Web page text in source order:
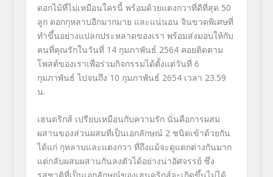
ดอกไม้ที่ไม่เหมือนใครนี้ พร้อมด้วยแตงกวาที่ดีที่สุด 50
ลูก ดอกกุหลาบอีกมากมาย และแน่นอน จินขวดพิเศษที่
ทำขึ้นอย่างแปลกประหลาดของเรา พร้อมส่งมอบให้กับ
คนที่คุณรักในวันที่ 14 กุมภาพันธ์ 2564 คอยติดตาม
โพสต์ของเราเพื่อร่วมกิจกรรมได้ตั้งแต่วันที่ 6
กุมภาพันธ์ ไปจนถึง 10 กุมภาพันธ์ 2654 เวลา 23.59
น.
เฮนดริกส์ เปรียบเหมือนกับความรัก นั่นคือการผสม
ผสานของส่วนผสมที่เป็นเอกลักษณ์ 2 ชนิดเข้าด้วยกัน
ได้แก่ กุหลาบและแตงกวา ที่ถึงแม้จะดูแตกต่างกันมาก
แต่กลับผสมผสานกันลงตัวได้อย่างน่าอัศจรรย์ ซึ่ง